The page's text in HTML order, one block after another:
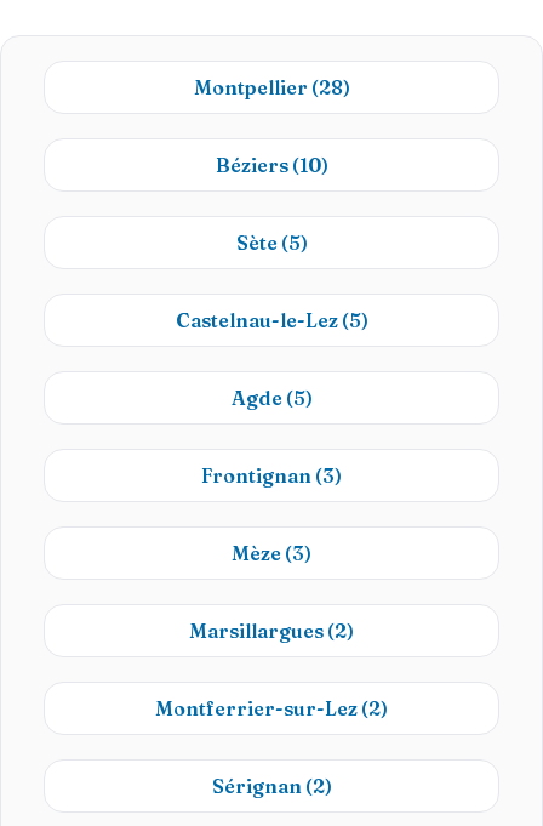
Montpellier (28)
Béziers (10)
Sète (5)
Castelnau-le-Lez (5)
Agde (5)
Frontignan (3)
Mèze (3)
Marsillargues (2)
Montferrier-sur-Lez (2)
Sérignan (2)